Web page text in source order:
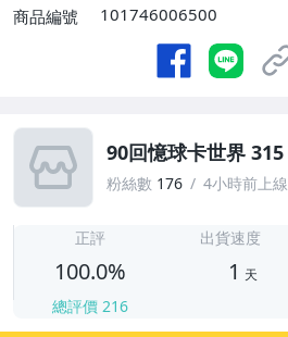
商品編號
101746006500
90回憶球卡世界 315
粉絲數 176 4小時前上線
正評
100.0%
總評價 216
出貨速度
1 天